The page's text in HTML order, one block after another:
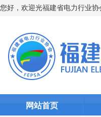
您好，欢迎光福建省电力行业协
网站首页